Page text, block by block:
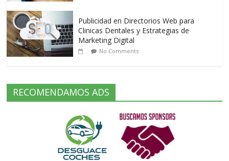
Publicidad en Directorios Web para
Clinicas Dentales y Estrategias de
Marketing Digital
No Comments
RECOMENDAMOS ADS